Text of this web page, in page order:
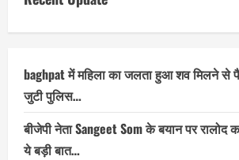
baghpat में महिला का जलता हुआ शव मिलने से
जुटी पुलिस…
बीजेपी नेता Sangeet Som के बयान पर रालोद
ये बड़ी बात…